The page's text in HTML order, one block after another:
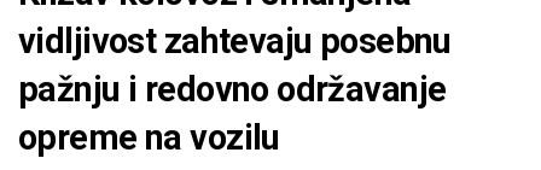
vidljivost zahtevaju posebnu
pažnju i redovno održavanje
opreme na vozilu